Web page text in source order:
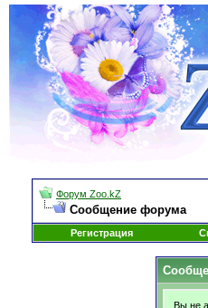
Форум Zoo.kZ
Сообщение форума
Регистрация
Вы не